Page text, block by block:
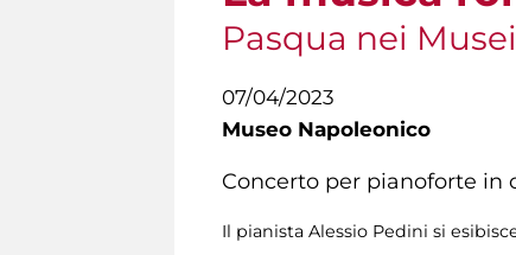
Pasqua nei
07/04/2023
Museo Napoleonico
Concerto per pianoforte in
Il pianista Alessio Pedini si